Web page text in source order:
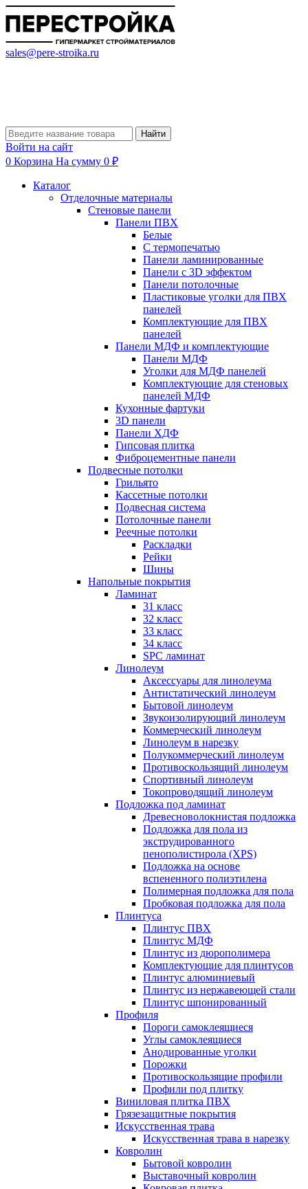
sales@pere-stroika.ru
Найти
Войти на сайт
0 Корзина На сумму 0 ₽
Каталог
Отделочные материалы
Стеновые панели
Панели ПВХ
Белые
С термопечатью
Панели ламинированные
Панели с 3D эффектом
Панели потолочные
Пластиковые уголки для ПВХ
панелей
Комплектующие для ПВХ
панелей
Панели МДФ и комплектующие
Панели МДФ
Уголки для МДФ панелей
Комплектующие для стеновых
панелей МДФ
Кухонные фартуки
3D панели
Панели ХДФ
Гипсовая плитка
Фиброцементные панели
Подвесные потолки
Грильято
Кассетные потолки
Подвесная система
Потолочные панели
Реечные потолки
Раскладки
Рейки
Шины
Напольные покрытия
Ламинат
31 класс
32 класс
33 класс
34 класс
SPC ламинат
Линолеум
Аксессуары для линолеума
Антистатический линолеум
Бытовой линолеум
Звукоизолирующий линолеум
Коммерческий линолеум
Линолеум в нарезку
Полукоммерческий линолеум
Противоскользящий линолеум
Спортивный линолеум
Токопроводящий линолеум
Подложка под ламинат
Древесноволокнистая подложка
Подложка для пола из
экструдированного
пенополистирола (XPS)
Подложка на основе
вспененного полиэтилена
Полимерная подложка для пола
Пробковая подложка для пола
Плинтуса
Плинтус ПВХ
Плинтус МДФ
Плинтус из дюрополимера
Комплектующие для плинтусов
Плинтус алюминиевый
Плинтус из нержавеющей стали
Плинтус шпонированный
Профиля
Пороги самоклеящиеся
Углы самоклеящиеся
Анодированные уголки
Порожки
Противоскользящие профили
Профили под плитку
Виниловая плитка ПВХ
Грязезащитные покрытия
Искусственная трава
Искусственная трава в нарезку
Ковролин
Бытовой ковролин
Выставочный ковролин